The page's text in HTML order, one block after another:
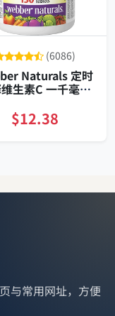
(6086)
Naturals 定时
生素C 一千毫克
激 素食适用 持续
释放
$12.38
与常用网址，方便